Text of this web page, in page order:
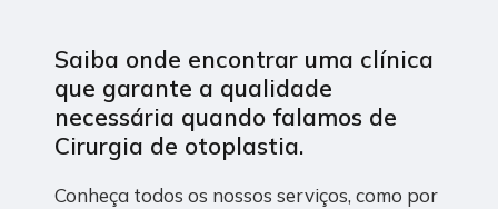
Saiba onde encontrar uma clínica
que garante a qualidade
necessária quando falamos de
Cirurgia de otoplastia.
Conheça todos os nossos serviços, como por